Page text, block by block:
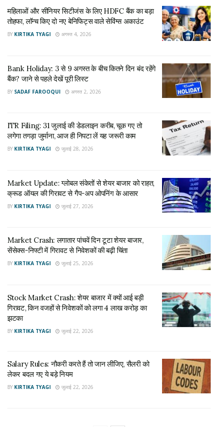
महिलाओं और सीनियर सिटीजंस के लिए HDFC बैंक का बड़ा
तोहफा, लॉन्च किए दो नए बेनिफिट्स वाले सेविंग्स अकाउंट
BY KIRTIKA TYAGI अगस्त 4, 2026
Bank Holiday: 3 से 9 अगस्त के बीच कितने दिन बंद रहेंगे
बैंक? जाने से पहले देखें पूरी लिस्ट
BY SADAF FAROOQUI अगस्त 2, 2026
ITR Filing: 31 जुलाई की डेडलाइन करीब, चूक गए तो
लगेगा तगड़ा जुर्माना, आज ही निपटा लें यह जरूरी काम
BY KIRTIKA TYAGI जुलाई 28, 2026
Market Update: ग्लोबल संकेतों से शेयर बाजार को राहत,
क्रूड ऑयल की गिरावट से गैप-अप ओपनिंग के आसार
BY KIRTIKA TYAGI जुलाई 27, 2026
Market Crash: लगातार पांचवें दिन टूटा शेयर बाजार,
सेंसेक्स-निफ्टी में गिरावट से निवेशकों की बढ़ी चिंता
BY KIRTIKA TYAGI जुलाई 25, 2026
Stock Market Crash: शेयर बाजार में क्यों आई बड़ी
गिरावट, किन वजहों से निवेशकों को लगा 4 लाख करोड़ का
झटका
BY KIRTIKA TYAGI जुलाई 22, 2026
Salary Rules: नौकरी करते हैं तो जान लीजिए, सैलरी को
लेकर बदल गए ये बड़े नियम
BY KIRTIKA TYAGI जुलाई 22, 2026